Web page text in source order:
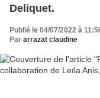
Deliquet.
Publié le 04/07/2022 à
Par arrazat claudine